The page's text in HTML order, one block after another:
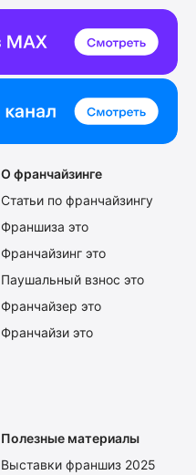
О франчайзинге
Статьи по франчайзингу
Франшиза это
Франчайзинг это
Паушальный взнос это
Франчайзер это
Франчайзи это
Полезные материалы
Выставки франшиз 2025